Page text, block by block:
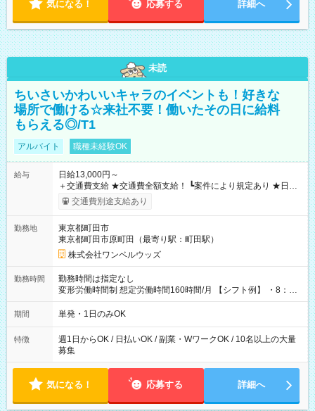
気になる！ 応募する 詳細へ
未読
ちいさいかわいいキャラのイベントも！好きな
場所で働ける☆来社不要！働いたその日に給料
もらえる◎/T1
アルバイト 職種未経験OK
給与
日給13,000円～
＋交通費支給 ★交通費全額支給！ ┗案件により規定あり ★日払
いOK！（規定あり） ┗働いたその日に現金GET♪ お仕事後はコ
ンビニATMから 日払い分を引き落とせます！ 【試用期間】試
交通費別途支給あり
勤務地
東京都町田市
東京都町田市原町田（最寄り駅：町田駅）
株式会社ワンベルウッズ
勤務時間
勤務時間は指定なし
変形労働時間制 想定労働時間160時間/月 【シフト例】 ・8：00
～21：00
期間 単発・1日のみOK
特徴
週1日からOK / 日払いOK / 副業・WワークOK / 10名以上の大量
募集
気になる！ 応募する 詳細へ